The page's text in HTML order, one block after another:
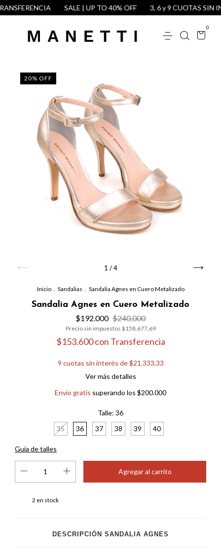
SALE | UP TO 40% OFF 3, 6 y 9 CUOTAS SIN
0
20% OFF
1 /4
Inicio Sandalias Sandalia Agnes en Cuero Metalizado
Sandalia Agnes en Cuero Metalizado
$192.000 $240.000
Precio sin impuestos $158.677,69
$153.600con Transferencia
9 cuotas sin interés de$21.333,33
Ver más detalles
Envío gratis superando los $200.000
Talle: 36
35
36 37 38 39 40
Guía de talles
2 en stock
DESCRIPCIÓN SANDALIA AGNES